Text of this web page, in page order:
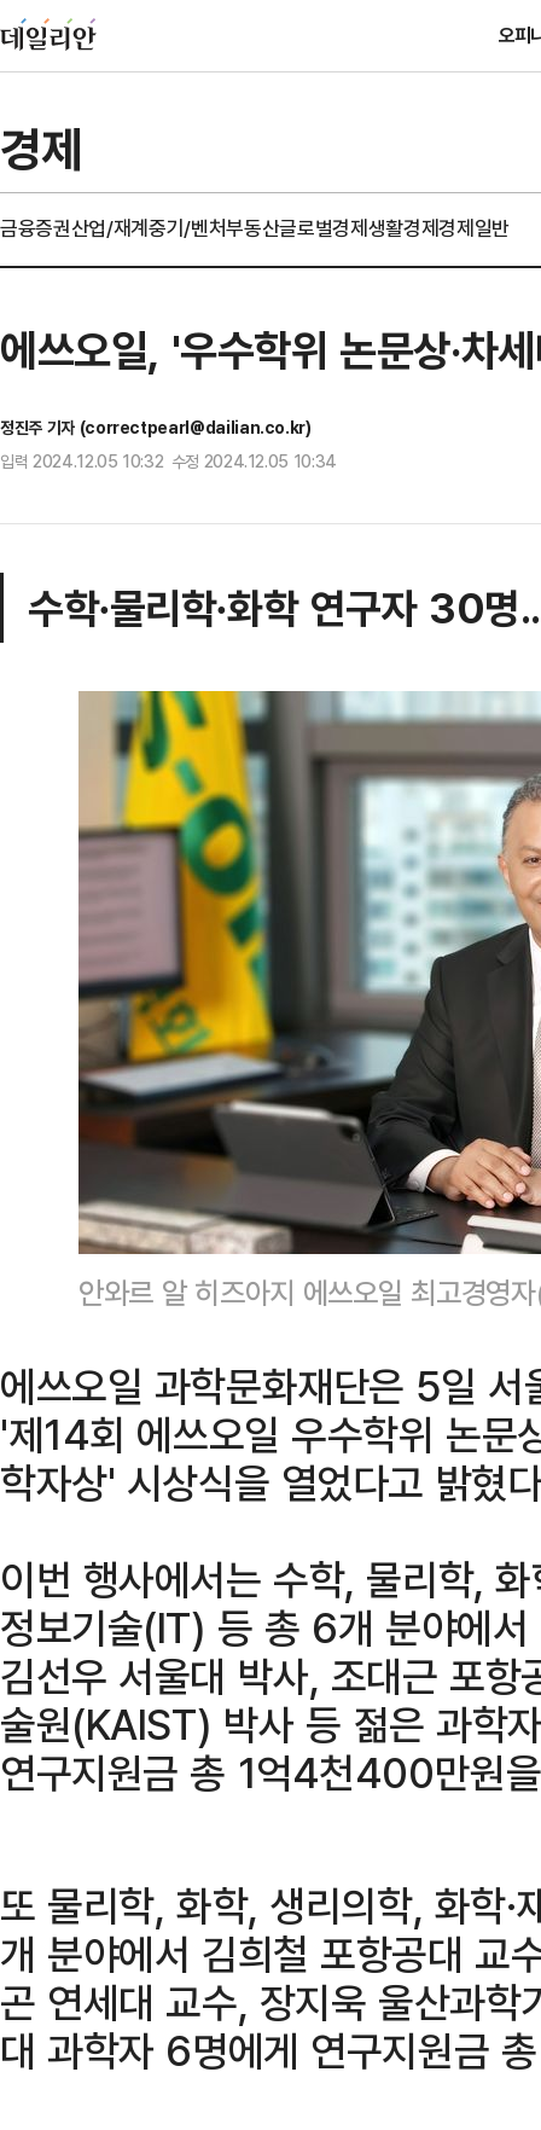
오피
경제
금융증권산업/재계중기/벤처부동산글로벌경제생활경제경제일반
에쓰오일, '우수학위 논문상·차
정진주 기자 (correctpearl@dailian.co.kr)
입력 2024.12.05 10:32 수정 2024.12.05 10:34
수학∙물리학∙화학 연구자 30
안와르 알 히즈아지 에쓰오일 최고경영
에쓰오일 과학문화재단은 5일
'제14회 에쓰오일 우수학위 논
학자상' 시상식을 열었다고 밝혔
이번 행사에서는 수학, 물리학,
정보기술(IT) 등 총 6개 분야에
김선우 서울대 박사, 조대근 포
술원(KAIST) 박사 등 젊은 과학
연구지원금 총 1억4천400만원
또 물리학, 화학, 생리의학, 화학
개 분야에서 김희철 포항공대 교
곤 연세대 교수, 장지욱 울산과
대 과학자 6명에게 연구지원금